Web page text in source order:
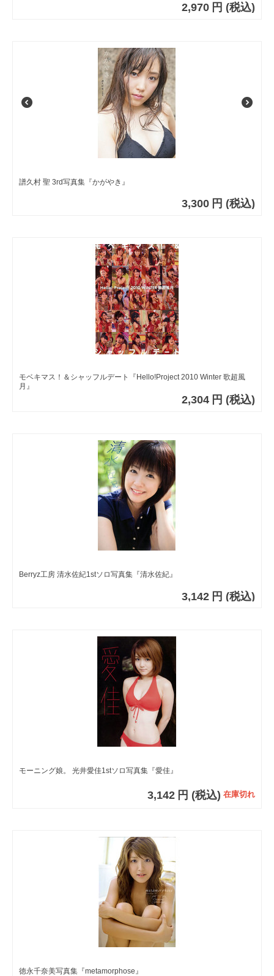
2,970 円 (税込)
譜久村 聖 3rd写真集『かがやき』
3,300 円 (税込)
モベキマス！＆シャッフルデート『Hello!Project 2010 Winter 歌超風
月』
2,304 円 (税込)
Berryz工房 清水佐紀1stソロ写真集『清水佐紀』
3,142 円 (税込)
モーニング娘。 光井愛佳1stソロ写真集『愛佳』
3,142 円 (税込) 在庫切れ
徳永千奈美写真集『metamorphose』